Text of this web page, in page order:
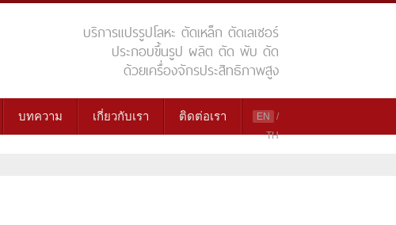
บริการแปรรูปโลหะ ตัดเหล็ก ตัดเลเซอร์
ประกอบขึ้นรูป ผลิต ตัด พับ ดัด
ด้วยเครื่องจักรประสิทธิภาพสูง
บทความ เกี่ยวกับเรา ติดต่อเรา EN
/
TH